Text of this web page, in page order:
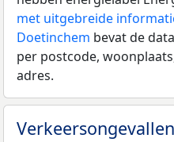
met uitgebreide
Doetinchem bevat de
per postcode,
adres.